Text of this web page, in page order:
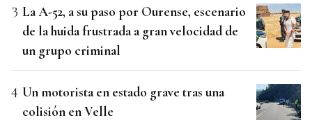
La A-52, a su paso por Ourense, escenario
de la huida frustrada a gran velocidad de
un grupo criminal
Un motorista en estado grave tras una
colisión en Velle